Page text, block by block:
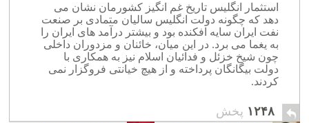
استثمار انگلیس تاریخ غم انگیز کشورمان نشان می
دهد که چگونه دولت انگلیس سالیان متمادی بر صنعت
نفت ایران سایه افکنده بود و بیشتر درآمد های ایران را
به یغما می برد. در این میان، خائنان و مزدوران داخلی
چون شیخ خزئل و فدائیان اسلام نیز به همکاری با
دولت بیگانگان پرداخته و از هیچ خیانتی فروگزار نمی
کردند.
۱۲۴۸ پخش